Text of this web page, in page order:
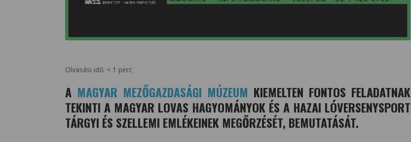
Olvasási idő: < 1 perc
A MAGYAR MEZŐGAZDASÁGI MÚZEUM KIEMELTEN FONTOS FELADATNAK
TEKINTI A MAGYAR LOVAS HAGYOMÁNYOK ÉS A HAZAI LÓVERSENYSPORT
TÁRGYI ÉS SZELLEMI EMLÉKEINEK MEGŐRZÉSÉT, BEMUTATÁSÁT.